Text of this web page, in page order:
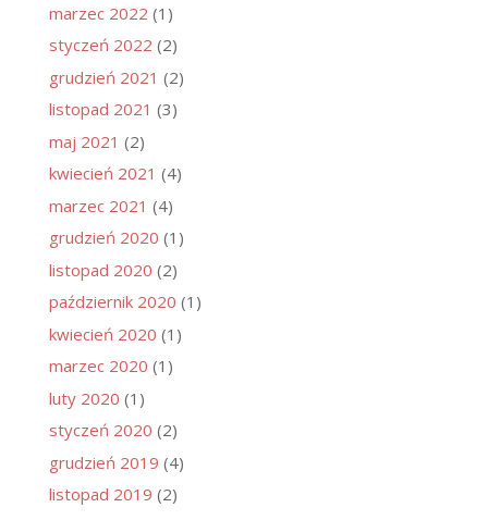
marzec 2022 (1)
styczeń 2022 (2)
grudzień 2021 (2)
listopad 2021 (3)
maj 2021 (2)
kwiecień 2021 (4)
marzec 2021 (4)
grudzień 2020 (1)
listopad 2020 (2)
październik 2020 (1)
kwiecień 2020 (1)
marzec 2020 (1)
luty 2020 (1)
styczeń 2020 (2)
grudzień 2019 (4)
listopad 2019 (2)